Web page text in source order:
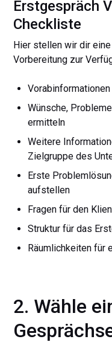
Erstgespräch
Checkliste
Hier stellen wir dir
Vorbereitung zur
Wünsche,
ermitteln
Weitere
Zielgruppe des
Erste
aufstellen
Fragen für den
Struktur für das
Räumlichkeiten für
2. Wähle